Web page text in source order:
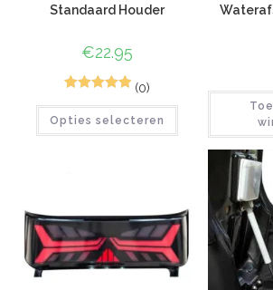
Standaard Houder
€22.95
5.00 op 5
(0)
Opties selecteren